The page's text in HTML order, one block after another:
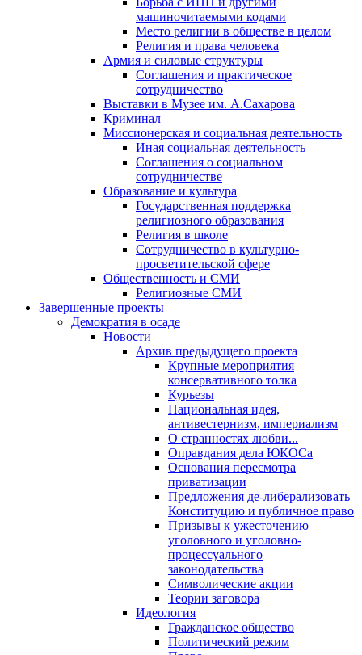
машиночитаемыми кодами
Место религии в обществе в целом
Религия и права человека
Армия и силовые структуры
Соглашения и практическое
сотрудничество
Выставки в Музее им. А.Сахарова
Криминал
Миссионерская и социальная деятельность
Иная социальная деятельность
Соглашения о социальном
сотрудничестве
Образование и культура
Государственная поддержка
религиозного образования
Религия в школе
Сотрудничество в культурно-
просветительской сфере
Общественность и СМИ
Религиозные СМИ
Завершенные проекты
Демократия в осаде
Новости
Архив предыдущего проекта
Крупные мероприятия
консервативного толка
Курьезы
Национальная идея,
антивестернизм, империализм
О странностях любви...
Оправдания дела ЮКОСа
Основания пересмотра
приватизации
Предложения де-либерализовать
Конституцию и публичное право
Призывы к ужесточению
уголовного и уголовно-
процессуального
законодательства
Символические акции
Теории заговора
Идеология
Гражданское общество
Политический режим